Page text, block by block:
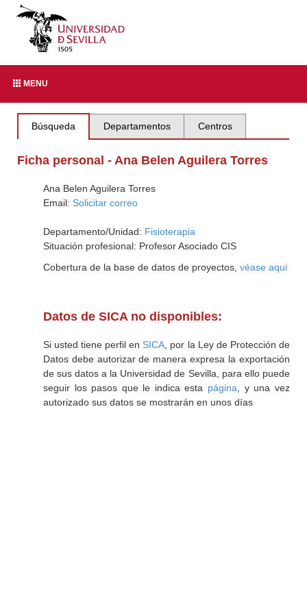
MENU
Búsqueda Departamentos Centros
Ficha personal - Ana Belen Aguilera Torres
Ana Belen Aguilera Torres
Email: Solicitar correo
Departamento/Unidad: Fisioterapia
Situación profesional: Profesor Asociado CIS
Cobertura de la base de datos de proyectos, véase aqui
Datos de SICA no disponibles:
Si usted tiene perfil en SICA , por la Ley de Protección de
Datos debe autorizar de manera expresa la exportación
de sus datos a la Universidad de Sevilla, para ello puede
seguir los pasos que le indica esta página , y una vez
autorizado sus datos se mostrarán en unos días